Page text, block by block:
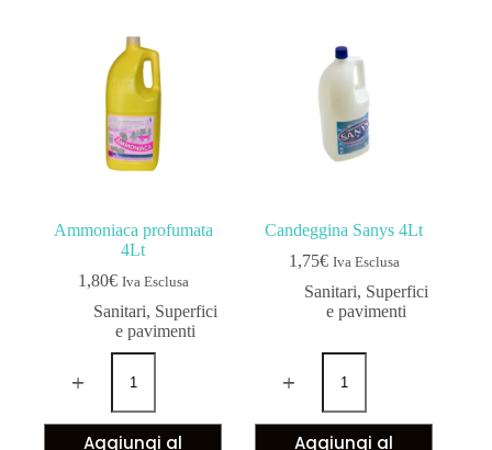
Ammoniaca profumata
4Lt
1,80€ Iva Esclusa
Sanitari, Superfici
e pavimenti
Aggiungi al
Candeggina Sanys 4Lt
1,75€ Iva Esclusa
Sanitari, Superfici
e pavimenti
Aggiungi al